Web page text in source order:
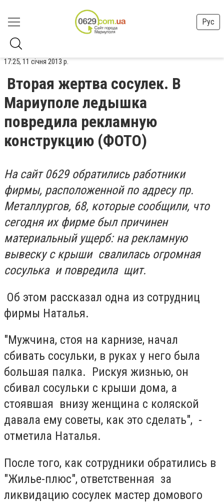
Рус
17:25, 11 січня 2013 р.
Вторая жертва сосулек. В
Мариуполе ледышка
повредила рекламную
конструкцию (ФОТО)
На сайт 0629 обратились работники
фирмы, расположенной по адресу пр.
Металлургов, 68, которые сообщили, что
сегодня их фирме был причинен
материальный ущерб: на рекламную
вывеску с крыши свалилась огромная
сосулька и повредила щит.
Об этом рассказал одна из сотрудниц
фирмы Наталья.
"Мужчина, стоя на карнизе, начал
сбивать сосульки, в руках у него была
большая палка. Рискуя жизнью, он
сбивал сосульки с крыши дома, а
стоявшая внизу женщина с коляской
давала ему советы, как это сделать", -
отметила Наталья.
После того, как сотрудники обратились в
"Жилье-плюс", ответственная за
ликвидацию сосулек мастер домового